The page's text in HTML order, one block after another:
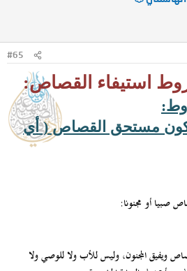
#65
استيفاء القصاص:
مستحق القصاص ( أي
صبيا أو مجنونا:
ويفيق المجنون، وليس للأب ولا للوصي ولا